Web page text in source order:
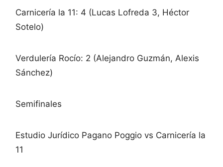
Carnicería la 11: 4 (Lucas Lofreda 3, Héctor
Sotelo)
Verdulería Rocío: 2 (Alejandro Guzmán, Alexis
Sánchez)
Semifinales
Estudio Jurídico Pagano Poggio vs Carnicería la
11